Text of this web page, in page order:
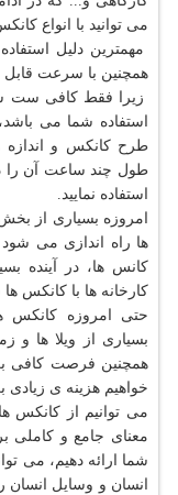
می توانید با انواع
مهمترین دلیل
همچنین با سرعت قابل
زیرا فقط کافی ست
استفاده شما می
طرح کانکس و اندازه
طول چند ساعت آن را
استفاده نمایید.
امروزه بسیاری از
ها راه اندازی می
کانس ها، در آینده
کارخانه ها با کانکس
حتی امروزه
بسیاری از ویلا ها و
همچنین فرصت کافی
خواهیم هزینه ی
می توانیم از کانکس
معنای جامع و
شما ارائه دهیم، می
انسان و وسایل انسان